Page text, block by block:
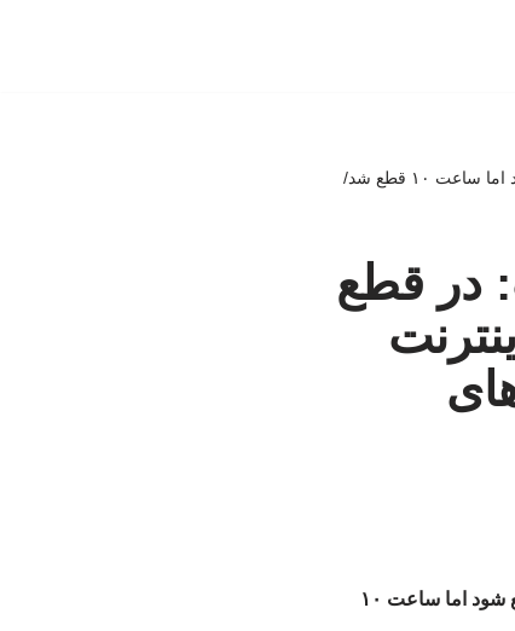
انتقاد نماینده مجلس از وزارت ارتباطات: در قطع اینترنت تخلف شد/گفتند ساعت ۷ شب اینترنت قطع شود اما ساعت ۱۰ قطع شد/
در قطع
ساعت ۷ شب اینترنت
انتقاد نماینده مجلس از وزارت ارتباطات: در قطع اینترنت تخلف شد/گفتند ساعت ۷ شب اینترنت قطع شود اما ساعت ۱۰